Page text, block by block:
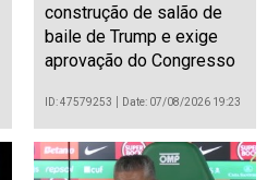
construção de salão de
baile de Trump e exige
aprovação do Congresso
ID: 47579253 Date: 07/08/2026 19:23